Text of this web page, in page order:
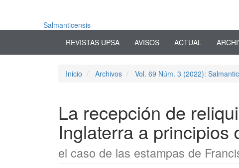
Contenido
lateral
Salmanticensis
REVISTAS UPSA
AVISOS ACTUAL
Inicio Archivos Vol. 69 Núm. 3 (2022):
La recepción de
Inglaterra a principios
el caso de las estampas de